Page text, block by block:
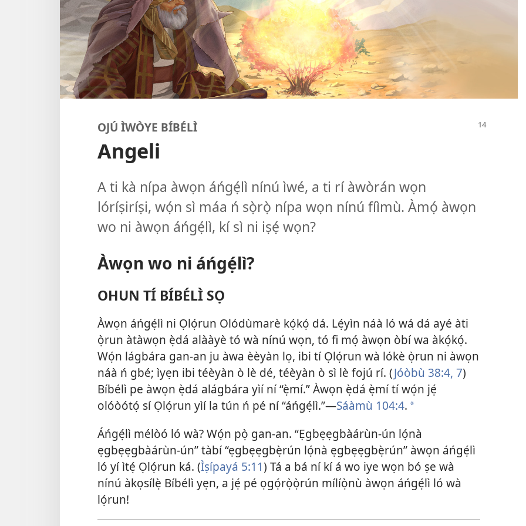
OJÚ ÌWÒYE BÍBÉLÌ
Angeli
A ti kà nípa àwọn áńgẹ́lì nínú ìwé, a ti rí àwòrán wọn
lóríṣiríṣi, wọ́n sì máa ń sọ̀rọ̀ nípa wọn nínú fíìmù. Àmọ́ àwọn
wo ni àwọn áńgẹ́lì, kí sì ni iṣẹ́ wọn?
Àwọn wo ni áńgẹ́lì?
OHUN TÍ BÍBÉLÌ SỌ
Àwọn áńgẹ́lì ni Ọlọ́run Olódùmarè kọ́kọ́ dá. Lẹ́yìn náà ló wá dá ayé àti
ọ̀run àtàwọn ẹ̀dá alààyè tó wà nínú wọn, tó fi mọ́ àwọn òbí wa àkọ́kọ́.
Wọ́n lágbára gan-an ju àwa èèyàn lọ, ibi tí Ọlọ́run wà lókè ọ̀run ni àwọn
náà ń gbé; ìyẹn ibi téèyàn ò lè dé, téèyàn ò sì lè fojú rí. (Jóòbù 38:​4, 7)
Bíbélì pe àwọn ẹ̀dá alágbára yìí ní “ẹ̀mí.” Àwọn ẹ̀dá ẹ̀mí tí wọ́n jẹ́
olóòótọ́ sí Ọlọ́run yìí la tún ń pé ní “áńgẹ́lì.”​—Sáàmù 104:4. *
Áńgẹ́lì mélòó ló wà? Wọ́n pọ̀ gan-an. “Ẹgbẹẹgbàárùn-ún lọ́nà
ẹgbẹẹgbàárùn-ún” tàbí “ẹgbẹẹgbẹ̀rún lọ́nà ẹgbẹẹgbẹ̀rún” àwọn áńgẹ́lì
ló yí ìtẹ́ Ọlọ́run ká. (Ìṣípayá 5:11) Tá a bá ní kí á wo iye wọn bó ṣe wà
nínú àkọsílẹ̀ Bíbélì yẹn, a jẹ́ pé ọgọ́rọ̀ọ̀rún mílíọ̀nù àwọn áńgẹ́lì ló wà
lọ́run!